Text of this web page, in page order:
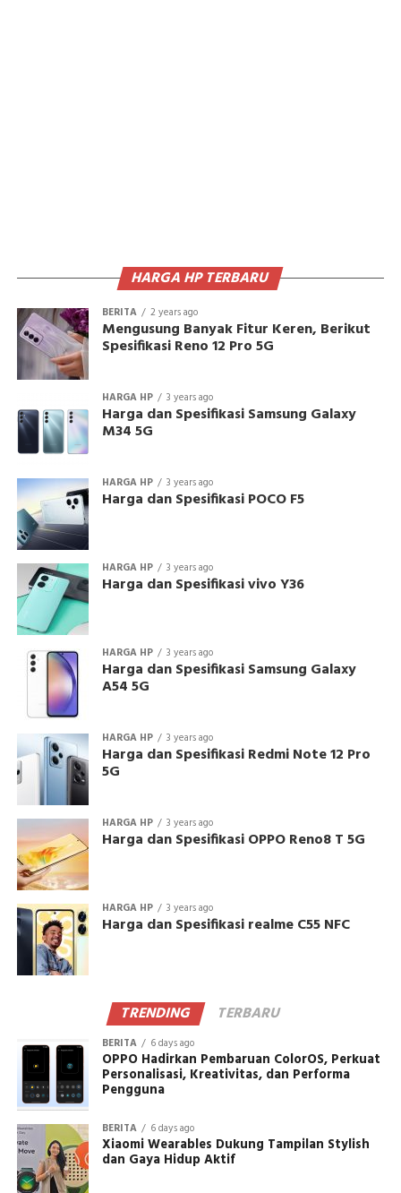
HARGA HP TERBARU
BERITA 2 years ago
Mengusung Banyak Fitur Keren, Berikut
Spesifikasi Reno 12 Pro 5G
HARGA HP 3 years ago
Harga dan Spesifikasi Samsung Galaxy
M34 5G
HARGA HP 3 years ago
Harga dan Spesifikasi POCO F5
HARGA HP 3 years ago
Harga dan Spesifikasi vivo Y36
HARGA HP 3 years ago
Harga dan Spesifikasi Samsung Galaxy
A54 5G
HARGA HP 3 years ago
Harga dan Spesifikasi Redmi Note 12 Pro
5G
HARGA HP 3 years ago
Harga dan Spesifikasi OPPO Reno8 T 5G
HARGA HP 3 years ago
Harga dan Spesifikasi realme C55 NFC
TRENDING TERBARU
BERITA 6 days ago
OPPO Hadirkan Pembaruan ColorOS, Perkuat
Personalisasi, Kreativitas, dan Performa
Pengguna
BERITA 6 days ago
Xiaomi Wearables Dukung Tampilan Stylish
dan Gaya Hidup Aktif